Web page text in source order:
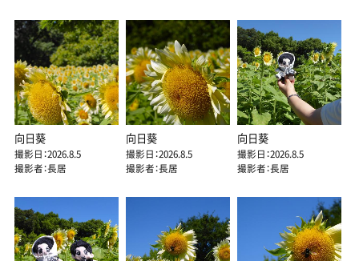
向日葵
撮影日：2026.8.5
撮影者：長居
向日葵
撮影日：2026.8.5
撮影者：長居
向日葵
撮影日：2026.8.5
撮影者：長居